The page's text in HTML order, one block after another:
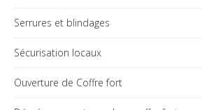
Serrures et blindages
Sécurisation locaux
Ouverture de Coffre fort